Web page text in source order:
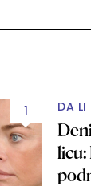
1 DA
licu: